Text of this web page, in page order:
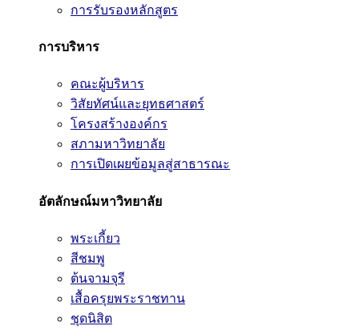
การรับรองหลักสูตร
การบริหาร
คณะผู้บริหาร
วิสัยทัศน์และยุทธศาสตร์
โครงสร้างองค์กร
สภามหาวิทยาลัย
การเปิดเผยข้อมูลสู่สาธารณะ
อัตลักษณ์มหาวิทยาลัย
พระเกี้ยว
สีชมพู
ต้นจามจุรี
เสื้อครุยพระราชทาน
ชุดนิสิต